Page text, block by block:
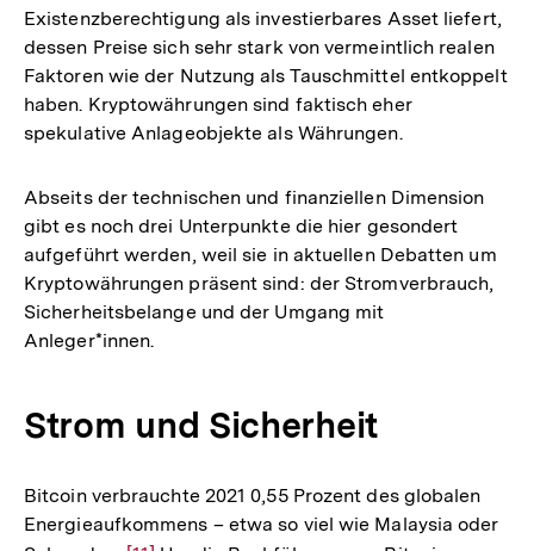
Existenzberechtigung als investierbares Asset liefert,
dessen Preise sich sehr stark von vermeintlich realen
Faktoren wie der Nutzung als Tauschmittel entkoppelt
haben. Kryptowährungen sind faktisch eher
spekulative Anlageobjekte als Währungen.
Abseits der technischen und finanziellen Dimension
gibt es noch drei Unterpunkte die hier gesondert
aufgeführt werden, weil sie in aktuellen Debatten um
Kryptowährungen präsent sind: der Stromverbrauch,
Sicherheitsbelange und der Umgang mit
Anleger*innen.
Strom und Sicherheit
Bitcoin verbrauchte 2021 0,55 Prozent des globalen
Energieaufkommens – etwa so viel wie Malaysia oder